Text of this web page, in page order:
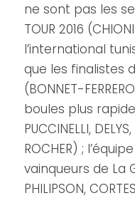
ne sont pas les
TOUR 2016
l’international
que les finalistes
(BONNET-
boules plus
PUCCINELLI,
ROCHER) ;
vainqueurs de La
PHILIPSON,